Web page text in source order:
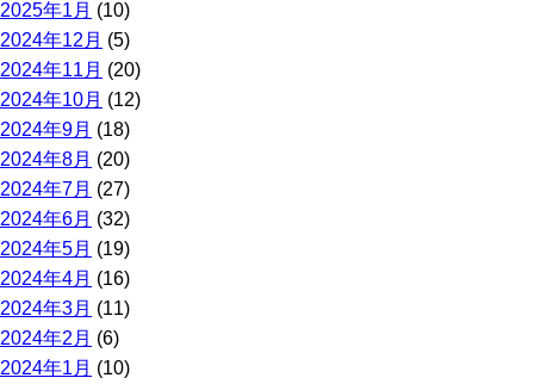
2025年1月 (10)
2024年12月 (5)
2024年11月 (20)
2024年10月 (12)
2024年9月 (18)
2024年8月 (20)
2024年7月 (27)
2024年6月 (32)
2024年5月 (19)
2024年4月 (16)
2024年3月 (11)
2024年2月 (6)
2024年1月 (10)